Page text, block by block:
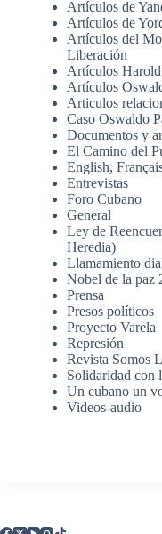
Artículos de
Artículos de
Artículos del
Liberación
Artículos
Artículos
Articulos
Caso Oswaldo
Documentos y
El Camino del
English,
Entrevistas
Foro Cubano
General
Ley de
Heredia)
Llamamiento
Nobel de la paz
Prensa
Presos políticos
Proyecto Varela
Represión
Revista Somos
Solidaridad con
Un cubano un
Videos-audio